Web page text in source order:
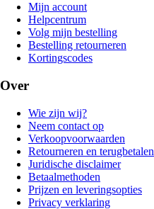
Mijn account
Helpcentrum
Volg mijn bestelling
Bestelling retourneren
Kortingscodes
Over
Wie zijn wij?
Neem contact op
Verkoopvoorwaarden
Retourneren en terugbetalen
Juridische disclaimer
Betaalmethoden
Prijzen en leveringsopties
Privacy verklaring